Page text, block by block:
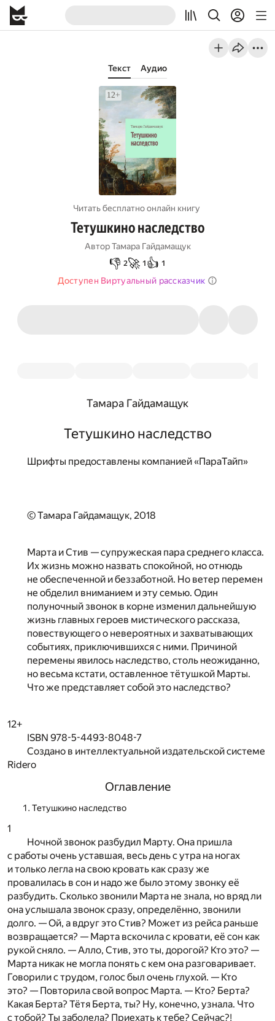
Текст Аудио
Читать бесплатно онлайн книгу
Тетушкино наследство
Автор Тамара Гайдамащук
👎 2🚀 1 👍 1
Доступен Виртуальный рассказчик
Тамара Гайдамащук
Тетушкино наследство
Шрифты предоставлены компанией «ПараТайп»
© Тамара Гайдамащук, 2018
Марта и Стив — супружеская пара среднего класса.
Их жизнь можно назвать спокойной, но отнюдь
не обеспеченной и беззаботной. Но ветер перемен
не обделил вниманием и эту семью. Один
полуночный звонок в корне изменил дальнейшую
жизнь главных героев мистического рассказа,
повествующего о невероятных и захватывающих
событиях, приключившихся с ними. Причиной
перемены явилось наследство, столь неожиданно,
но весьма кстати, оставленное тётушкой Марты.
Что же представляет собой это наследство?
12+
ISBN 978-5-4493-8048-7
Создано в интеллектуальной издательской системе
Ridero
Оглавление
Тетушкино наследство
1
Ночной звонок разбудил Марту. Она пришла
с работы очень уставшая, весь день с утра на ногах
и только легла на свою кровать как сразу же
провалилась в сон и надо же было этому звонку её
разбудить. Сколько звонили Марта не знала, но вряд ли
она услышала звонок сразу, определённо, звонили
долго. — Ой, а вдруг это Стив? Может из рейса раньше
возвращается? — Марта вскочила с кровати, её сон как
рукой сняло. — Алло, Стив, это ты, дорогой? Кто это? —
Марта никак не могла понять с кем она разговаривает.
Говорили с трудом, голос был очень глухой. — Кто
это? — Повторила свой вопрос Марта. — Кто? Берта?
Какая Берта? Тётя Берта, ты? Ну, конечно, узнала. Что
с тобой? Ты заболела? Приехать к тебе? Сейчас?!